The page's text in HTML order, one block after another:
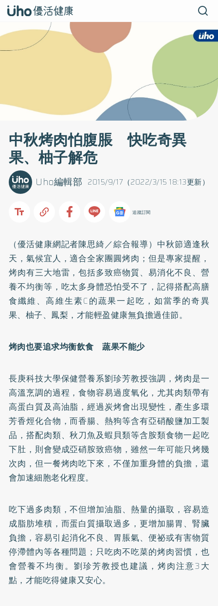
中秋烤肉怕腹脹 快吃奇異
果、柚子解危
2015/9/17（2022/3/15 18:13更新）
Uho編輯部
追蹤訂閱
（優活健康網記者陳思綺／綜合報導）中秋節適逢秋
天，氣候宜人，適合全家團圓烤肉；但是專家提醒，
烤肉有三大地雷，包括多致癌物質、易消化不良、營
養不均衡等，吃太多身體恐怕受不了，記得搭配高膳
食纖維、高維生素C的蔬果一起吃，如當季的奇異
果、柚子、鳳梨，才能輕盈健康無負擔過佳節。
烤肉也要追求均衡飲食 蔬果不能少
長庚科技大學保健營養系劉珍芳教授強調，烤肉是一
高溫烹調的過程，食物容易過度氧化，尤其肉類帶有
高蛋白質及高油脂，經過炭烤會出現變性，產生多環
芳香烴化合物，而香腸、熱狗等含有亞硝酸鹽加工製
品，搭配肉類、秋刀魚及蝦貝類等含胺類食物一起吃
下肚，則會變成亞硝胺致癌物，雖然一年可能只烤幾
次肉，但一餐烤肉吃下來，不僅加重身體的負擔，還
會加速細胞老化程度。
吃下過多肉類，不但增加油脂、熱量的攝取，容易造
成脂肪堆積，而蛋白質攝取過多，更增加腸胃、腎臟
負擔，容易引起消化不良、胃脹氣、 便祕或有害物質
停滯體內等各種問題；只吃肉不吃菜的烤肉習慣，也
會營養不均衡。劉珍芳教授也建議，烤肉注意3大
點，才能吃得健康又安心。